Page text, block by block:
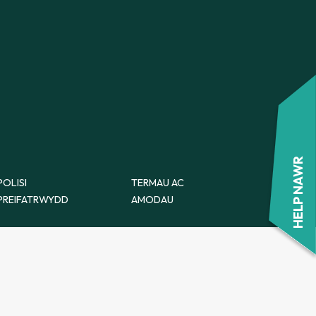
HELP NAWR
TERMAU AC
AMODAU